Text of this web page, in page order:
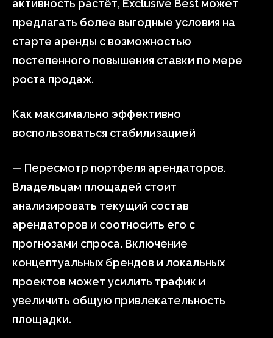
активность растёт, Exclusive Best может
предлагать более выгодные условия на
старте аренды с возможностью
постепенного повышения ставки по мере
роста продаж.
Как максимально эффективно
воспользоваться стабилизацией
— Пересмотр портфеля арендаторов.
Владельцам площадей стоит
анализировать текущий состав
арендаторов и соотносить его с
прогнозами спроса. Включение
концептуальных брендов и локальных
проектов может усилить трафик и
увеличить общую привлекательность
площадки.